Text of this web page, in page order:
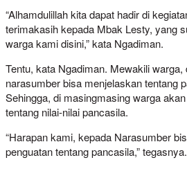
“Alhamdulillah kita dapat hadir di
terimakasih kepada Mbak Lesty, yang
warga kami disini,” kata Ngadiman.
Tentu, kata Ngadiman. Mewakili warga,
narasumber bisa menjelaskan tentang
Sehingga, di masingmasing warga
tentang nilai-nilai pancasila.
“Harapan kami, kepada Narasumber
penguatan tentang pancasila,”